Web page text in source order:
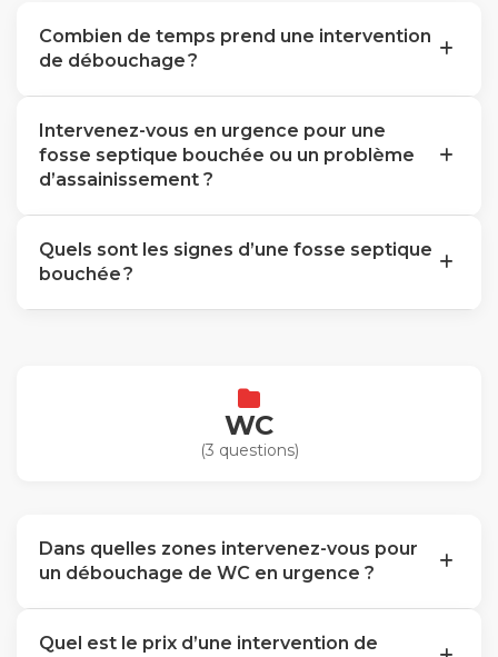
Combien de temps prend une intervention
de débouchage ?
Intervenez-vous en urgence pour une
fosse septique bouchée ou un problème
d’assainissement ?
Quels sont les signes d’une fosse septique
bouchée ?
WC
(3 questions)
Dans quelles zones intervenez-vous pour
un débouchage de WC en urgence ?
Quel est le prix d’une intervention de